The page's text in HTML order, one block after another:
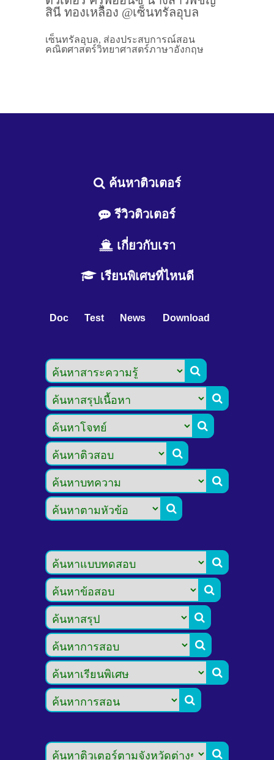
สินี ทองเหลือง @เซ็นทรัลอุบล
เซ็นทรัลอุบล, ส่องประสบการณ์สอน
คณิตศาสตร์วิทยาศาสตร์ภาษาอังกฤษ
ค้นหาติวเตอร์
รีวิวติวเตอร์
เกี่ยวกับเรา
เรียนพิเศษที่ไหนดี
Doc Test News Download












